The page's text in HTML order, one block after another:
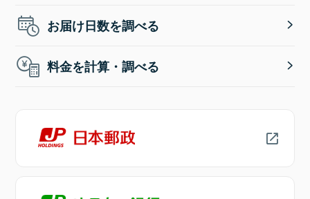
お届け日数を調べる
料金を計算・調べる